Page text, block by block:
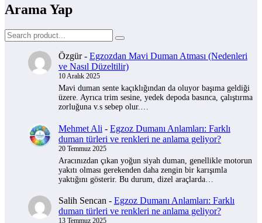
Arama Yap
Özgür- Egzozdan Mavi Duman Atması (Nedenleri
ve Nasıl Düzeltilir)
10 Aralık 2025
Mavi duman sente kaçıklığından da oluyor başıma geldiği
üzere. Ayrıca trim sesine, yedek depoda basınca, çalıştırma
zorluğuna v.s sebep olur.…
Mehmet Ali - Egzoz Dumanı Anlamları: Farklı
duman türleri ve renkleri ne anlama geliyor?
20 Temmuz 2025
Aracınızdan çıkan yoğun siyah duman, genellikle motorun
yakıtı olması gerekenden daha zengin bir karışımla
yaktığını gösterir. Bu durum, dizel araçlarda…
Salih Sencan - Egzoz Dumanı Anlamları: Farklı
duman türleri ve renkleri ne anlama geliyor?
13 Temmuz 2025